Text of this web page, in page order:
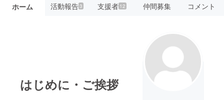
ホーム 活動報告3 支援者 12 仲間募集 コメント
はじめに・ご挨拶